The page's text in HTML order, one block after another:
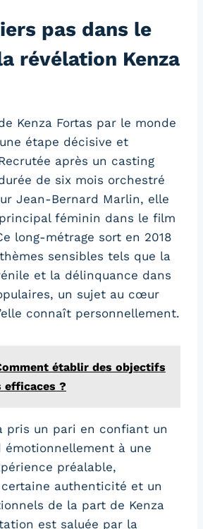
pas dans le
révélation Kenza
Kenza Fortas par le monde
étape décisive et
après un casting
de six mois orchestré
Jean-Bernard Marlin, elle
féminin dans le film
long-métrage sort en 2018
sensibles tels que la
et la délinquance dans
un sujet au cœur
connaît personnellement.
établir des objectifs
efficaces ?
pris un pari en confiant un
émotionnellement à une
préalable,
authenticité et un
de la part de Kenza
est saluée par la